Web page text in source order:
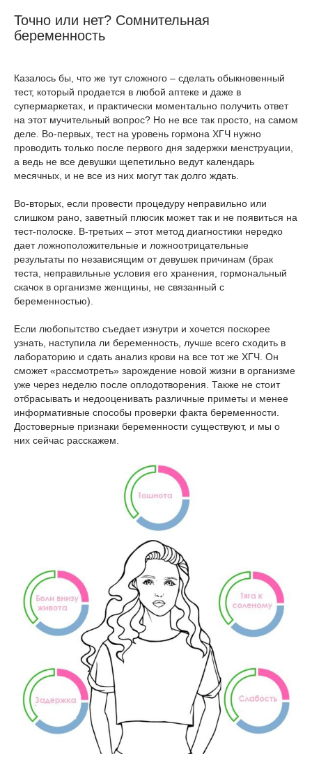
Точно или нет? Сомнительная
беременность
Казалось бы, что же тут сложного – сделать обыкновенный
тест, который продается в любой аптеке и даже в
супермаркетах, и практически моментально получить ответ
на этот мучительный вопрос? Но не все так просто, на самом
деле. Во-первых, тест на уровень гормона ХГЧ нужно
проводить только после первого дня задержки менструации,
а ведь не все девушки щепетильно ведут календарь
месячных, и не все из них могут так долго ждать.
Во-вторых, если провести процедуру неправильно или
слишком рано, заветный плюсик может так и не появиться на
тест-полоске. В-третьих – этот метод диагностики нередко
дает ложноположительные и ложноотрицательные
результаты по независящим от девушек причинам (брак
теста, неправильные условия его хранения, гормональный
скачок в организме женщины, не связанный с
беременностью).
Если любопытство съедает изнутри и хочется поскорее
узнать, наступила ли беременность, лучше всего сходить в
лабораторию и сдать анализ крови на все тот же ХГЧ. Он
сможет «рассмотреть» зарождение новой жизни в организме
уже через неделю после оплодотворения. Также не стоит
отбрасывать и недооценивать различные приметы и менее
информативные способы проверки факта беременности.
Достоверные признаки беременности существуют, и мы о
них сейчас расскажем.